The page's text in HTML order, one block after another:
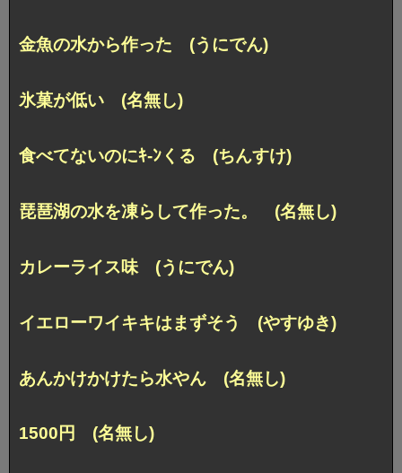
金魚の水から作った (うにでん)
氷菓が低い (名無し)
食べてないのにｷ-ﾝくる (ちんすけ)
琵琶湖の水を凍らして作った。 (名無し)
カレーライス味 (うにでん)
イエローワイキキはまずそう (やすゆき)
あんかけかけたら水やん (名無し)
1500円 (名無し)